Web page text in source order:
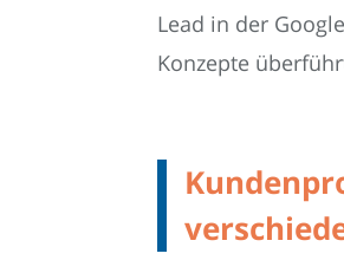
Lead in der
Konzepte